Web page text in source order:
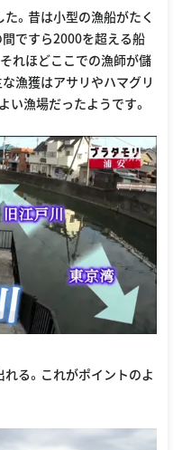
。昔は小型の漁船がたく
ですら2000を超える船
れほどここでの漁師が儲
漁獲はアサリやハマグリ
い漁場だったようです。
る。これがポイントのよ